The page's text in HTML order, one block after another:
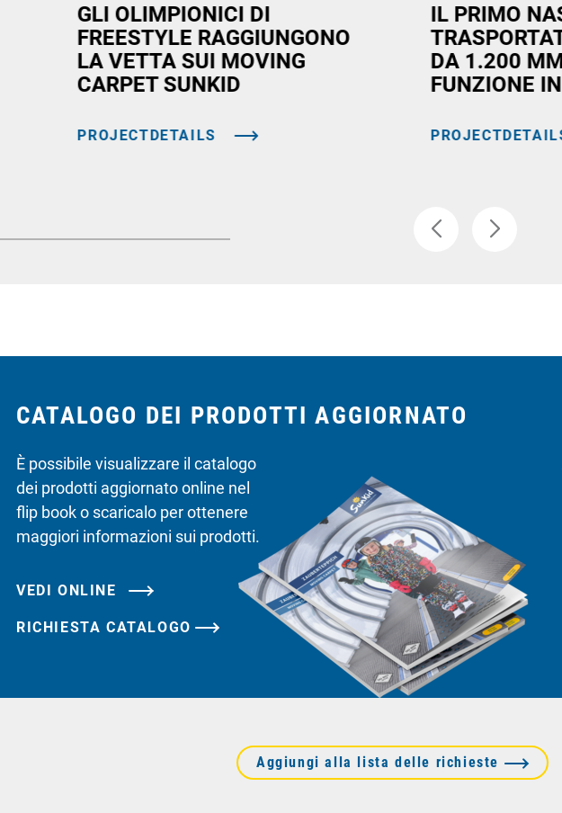
GLI OLIMPIONICI DI
FREESTYLE RAGGIUNGONO
LA VETTA SUI MOVING
CARPET SUNKID
PROJECTDETAILS
IL PRIMO
DA 1.200
FUNZIONE
CATALOGO DEI PRODOTTI AGGIORNATO
È possibile visualizzare il catalogo
dei prodotti aggiornato online nel
flip book o scaricalo per ottenere
maggiori informazioni sui prodotti.
VEDI ONLINE
Aggiungi alla lista delle richieste